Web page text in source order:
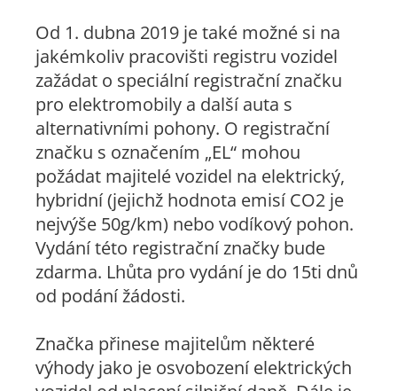
Od 1. dubna 2019 je také možné si na
jakémkoliv pracovišti registru vozidel
zažádat o speciální registrační značku
pro elektromobily a další auta s
alternativními pohony. O registrační
značku s označením „EL“ mohou
požádat majitelé vozidel na elektrický,
hybridní (jejichž hodnota emisí CO2 je
nejvýše 50g/km) nebo vodíkový pohon.
Vydání této registrační značky bude
zdarma. Lhůta pro vydání je do 15ti dnů
od podání žádosti.
Značka přinese majitelům některé
výhody jako je osvobození elektrických